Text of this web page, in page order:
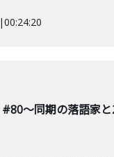
|00:24:20
#80〜同期の落語家